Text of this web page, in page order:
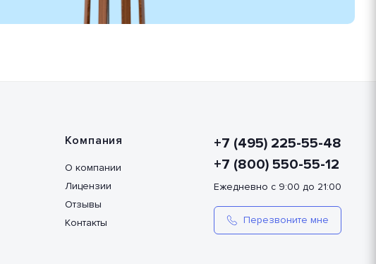
Компания
О компании
Лицензии
Отзывы
Контакты
+7 (495) 225-55-48
+7 (800) 550-55-12
Ежедневно с 9:00 до 21:00
Перезвоните мне